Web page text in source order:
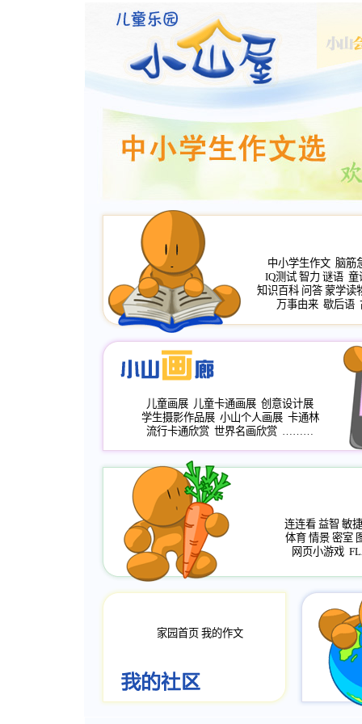
中小学生作文 脑筋
IQ测试 智力 谜语 童
知识百科 问答 蒙学读
万事由来 歇后语
儿童画展 儿童卡通画展 创意设计展
学生摄影作品展 小山个人画展 卡通林
流行卡通欣赏 世界名画欣赏 ………
连连看 益智 敏捷
体育 情景 密室
网页小游戏
家园首页 我的作文